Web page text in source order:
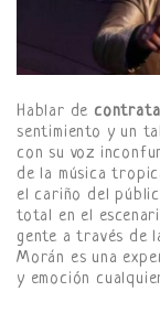
Hablar de
sentimiento y un
con su voz
de la música
el cariño del
total en el
gente a través de
Morán es una
y emoción